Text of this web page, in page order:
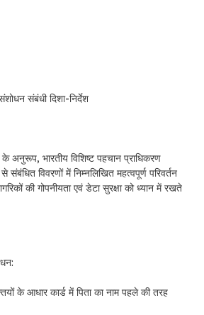
संबंधी दिशा-निर्देश
के अनुरूप, भारतीय विशिष्ट पहचान प्राधिकरण
विवरणों में निम्नलिखित महत्वपूर्ण परिवर्तन
की गोपनीयता एवं डेटा सुरक्षा को ध्यान में रखते
के आधार कार्ड में पिता का नाम पहले की तरह